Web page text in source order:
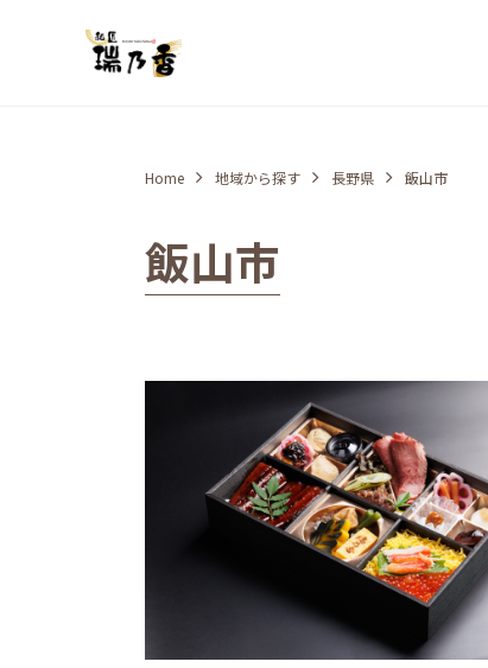
Home 地域から探す 長野県 飯山市
飯山市